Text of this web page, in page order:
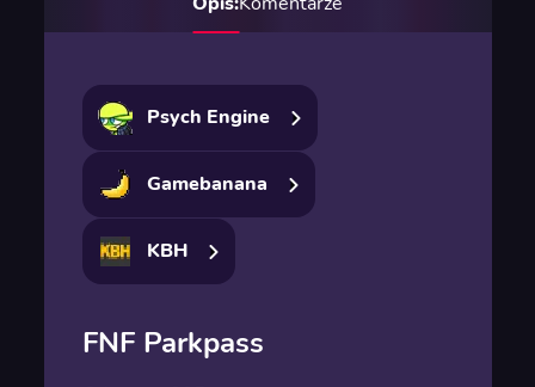
Psych Engine
Gamebanana
KBH
FNF Parkpass